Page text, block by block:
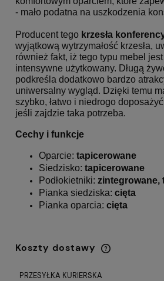
- mało podatna na uszkodzenia
Producent tego krzesła
wyjątkową wytrzymałość krzesła,
również fakt, iż tego typu mebel
intensywne użytkowany. Długą
podkreśla dodatkowo bardzo
uniwersalny wygląd. Dzięki temu
szybko, łatwo i niedrogo
jeśli zajdzie taka potrzeba.
Cechy i funkcje
Oparcie: tapicerowane
Siedzisko: tapicerowane
Podłokietniki: zintegrowane,
Pianka siedziska: cięta
Pianka oparcia: cięta
Koszty dostawy
Cena nie zawiera ewentualnych
PRZESYŁKA KURIERSKA